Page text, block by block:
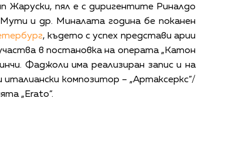
Жаруски, пял е с диригентите Риналдо
и др. Миналата година бе поканен
, където с успех представи арии
в постановка на операта „Катон
Фаджоли има реализиран запис и на
композитор – „Артаксеркс”/
„Erato”.